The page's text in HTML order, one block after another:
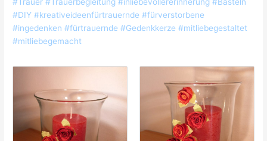
#DIY #kreativeideenfürtrauernde #fürverstorbene
#ingedenken #fürtrauernde #Gedenkkerze #mitliebegestaltet
#mitliebegemacht